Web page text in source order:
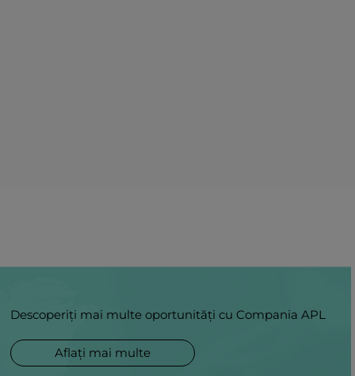
Descoperiți mai multe oportunități cu Compania APL
Aflați mai multe